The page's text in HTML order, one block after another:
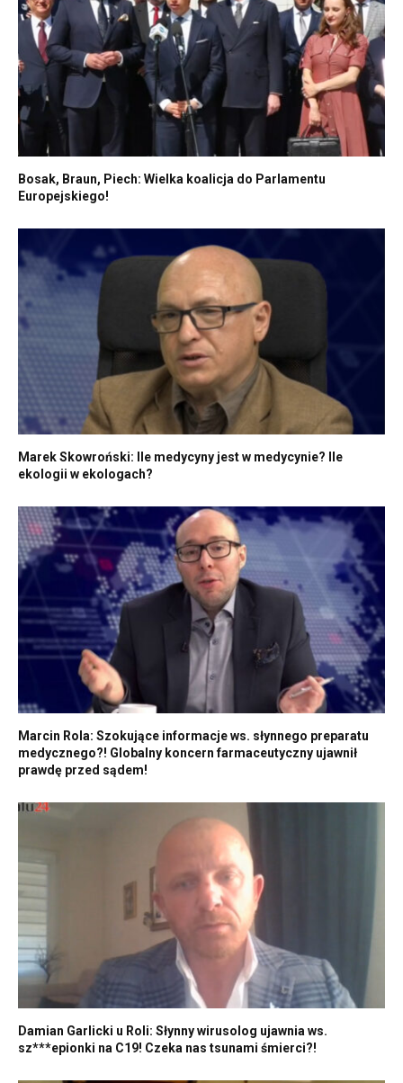
Bosak, Braun, Piech: Wielka koalicja do Parlamentu
Europejskiego!
Marek Skowroński: Ile medycyny jest w medycynie? Ile
ekologii w ekologach?
Marcin Rola: Szokujące informacje ws. słynnego preparatu
medycznego?! Globalny koncern farmaceutyczny ujawnił
prawdę przed sądem!
Damian Garlicki u Roli: Słynny wirusolog ujawnia ws.
sz***epionki na C19! Czeka nas tsunami śmierci?!